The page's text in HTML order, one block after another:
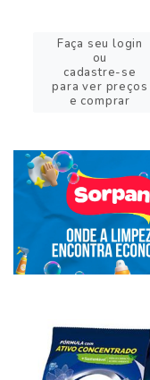
Faça seu login
ou
cadastre-se
para ver preços
e comprar